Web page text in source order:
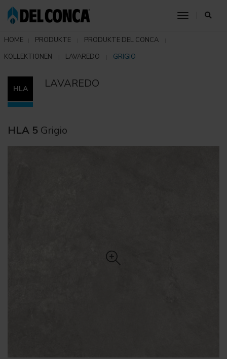
toggle
HOME PRODUKTE
PRODUKTE DEL CONCA
KOLLEKTIONEN
LAVAREDO GRIGIO
HLA LAVAREDO
HLA 5 Grigio